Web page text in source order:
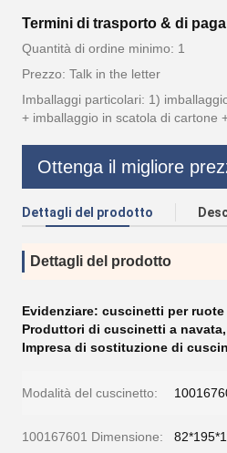
Termini di trasporto & di
Quantità di ordine minimo: 1
Prezzo: Talk in the letter
Imballaggi particolari: 1)
+ imballaggio in scatola di cartone
Ottenga il migliore
Dettagli del prodotto
Dettagli del prodotto
Evidenziare: cuscinetti per
Produttori di cuscinetti a navata,
Impresa di sostituzione di
Modalità del cuscinetto:
100167601 Dimensione: